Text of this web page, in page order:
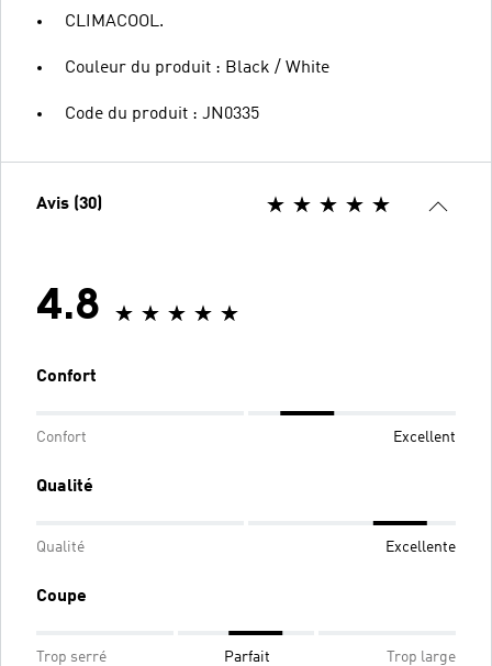
CLIMACOOL.
Couleur du produit : Black / White
Code du produit : JN0335
Avis (30)
4.8
Confort
Confort Excellent
Qualité
Qualité Excellente
Coupe
Trop serré Parfait Trop large